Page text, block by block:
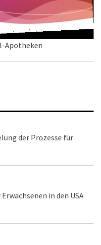
Apotheken
der Prozesse für
in den USA